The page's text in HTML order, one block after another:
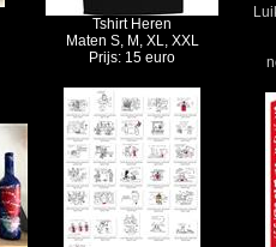
Tshirt Heren
Maten S, M, XL, XXL
Prijs: 15 euro